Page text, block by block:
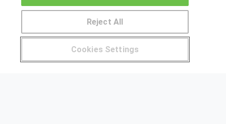
Pide más información al centro
¿Tienes alguna duda? 900 264 357
OTROS GRUPOS DE INTERES
Cookies Settings
Reject All